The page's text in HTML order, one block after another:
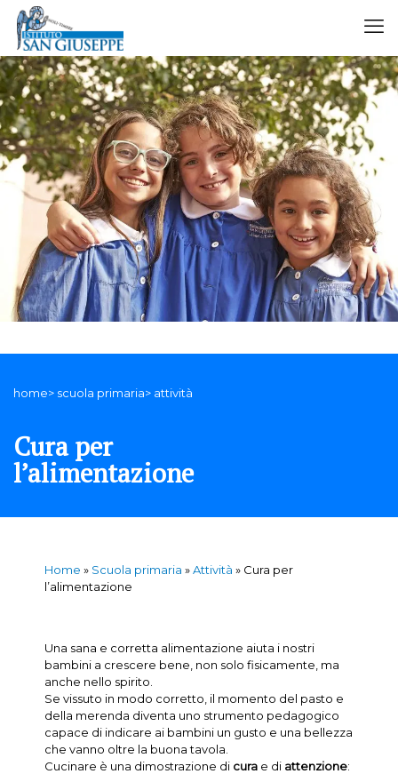
home> scuola primaria> attività
Cura per
l’alimentazione
Home » Scuola primaria »Attività » Cura per
l’alimentazione
Una sana e corretta alimentazione aiuta i nostri
bambini a crescere bene, non solo fisicamente, ma
anche nello spirito.
Se vissuto in modo corretto, il momento del pasto e
della merenda diventa uno strumento pedagogico
capace di indicare ai bambini un gusto e una bellezza
che vanno oltre la buona tavola.
Cucinare è una dimostrazione di curae di attenzione: